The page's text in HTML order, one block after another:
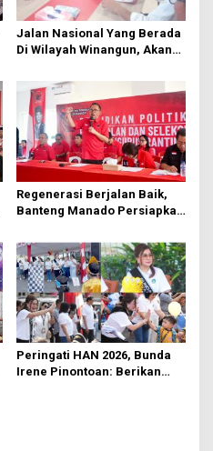
Jalan Nasional Yang Berada
Di Wilayah Winangun, Akan
Regenerasi Berjalan Baik,
Banteng Manado Persiapkan
Rumput
Peringati HAN 2026, Bunda
Irene Pinontoan: Berikan